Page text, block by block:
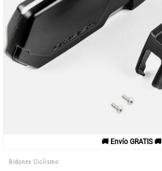
🚚 Envío GRATIS 🚚
Bidones Ciclismo